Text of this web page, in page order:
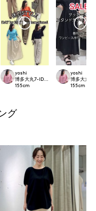
I.T.'S.international
yoshi
博多大丸7-IDconcept.
155cm
yoshi
博多大丸
155cm
グ